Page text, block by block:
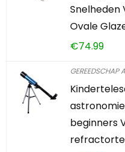
Snelheden
Ovale
€74.99
GEREEDSCHAP
beginners